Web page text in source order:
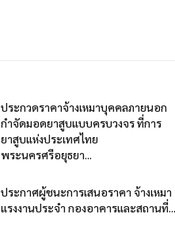
ประกวดราคาจ้างเหมาบุคคลภายนอก
กำจัดมอดยาสูบแบบครบวงจร ที่การ
ยาสูบแห่งประเทศไทย
พระนครศรีอยุธยา...
ประกาศผู้ชนะการเสนอราคา จ้างเหมา
แรงงานประจำ กองอาคารและสถานที่...